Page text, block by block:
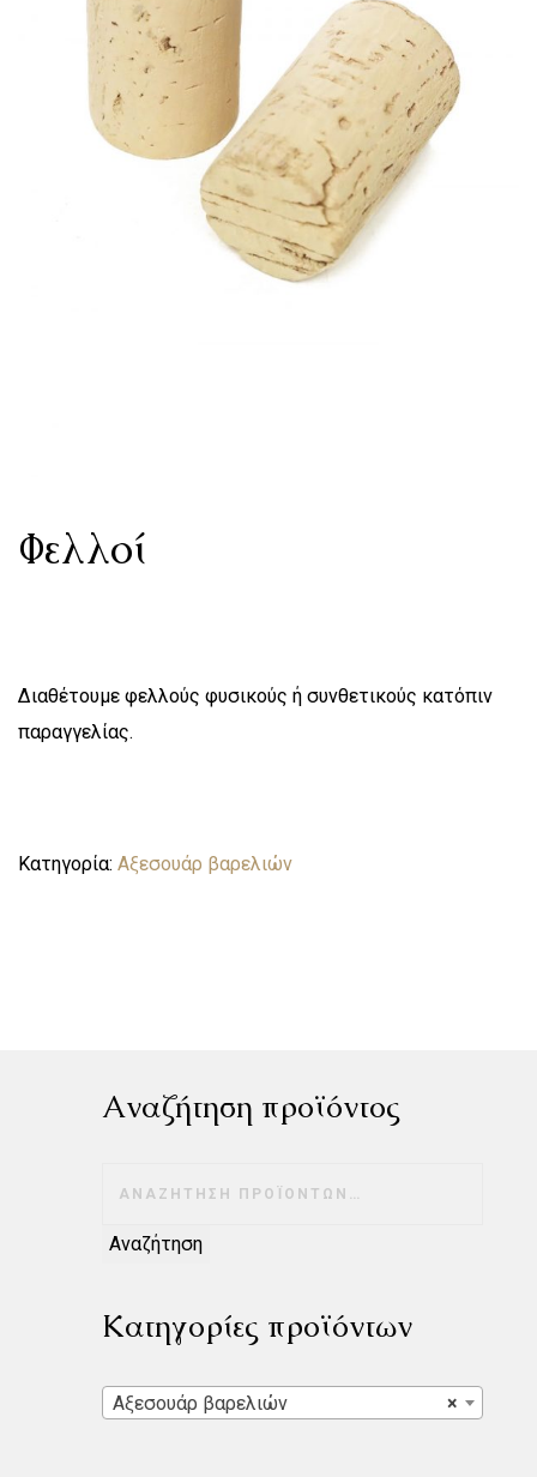
Φελλοί
Διαθέτουμε φελλούς φυσικούς ή συνθετικούς κατόπιν
παραγγελίας.
Κατηγορία: Αξεσουάρ βαρελιών
Αναζήτηση προϊόντος
Αναζήτηση
Κατηγορίες προϊόντων
×
Αξεσουάρ βαρελιών